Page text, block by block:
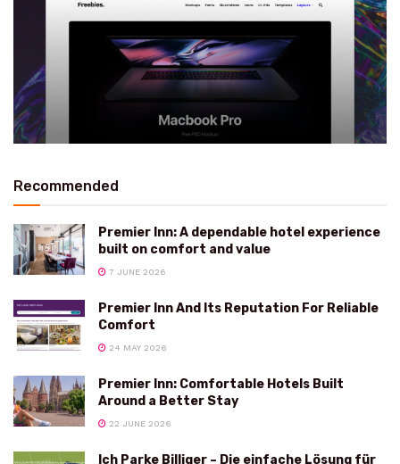
Recommended
Premier Inn: A dependable hotel experience
built on comfort and value
7 JUNE 2026
Premier Inn And Its Reputation For Reliable
Comfort
24 MAY 2026
Premier Inn: Comfortable Hotels Built
Around a Better Stay
22 JUNE 2026
Ich Parke Billiger – Die einfache Lösung für